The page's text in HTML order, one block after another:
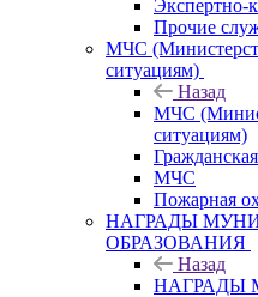
Экспертно-
Прочие
МЧС
ситуациям)
Назад
МЧС
ситуациям)
МЧС
Пожарная
НАГРАДЫ
ОБРАЗОВАНИЯ
Назад
НАГРАДЫ